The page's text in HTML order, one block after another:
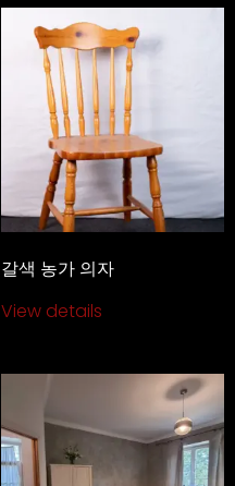
갈색 농가 의자
View details